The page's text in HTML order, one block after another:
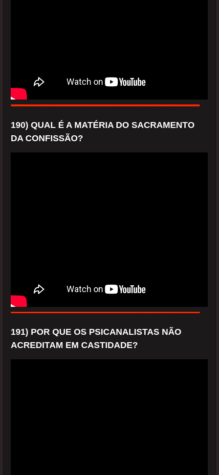
190) QUAL É A MATÉRIA DO SACRAMENTO
DA CONFISSÃO?
191) POR QUE OS PSICANALISTAS NÃO
ACREDITAM EM CASTIDADE?